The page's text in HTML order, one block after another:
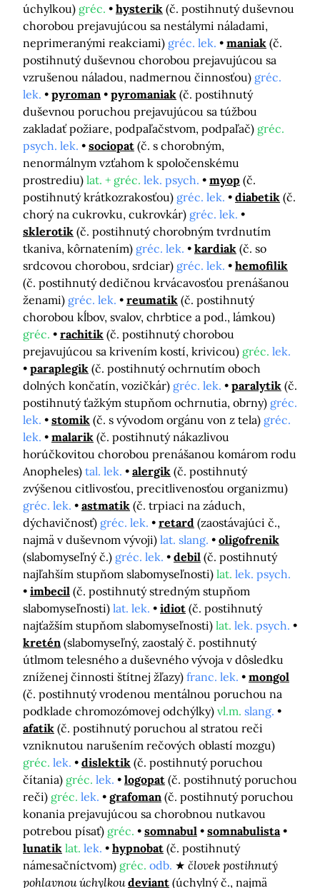
úchylkou) gréc. hysterik (č. postihnutý duševnou
chorobou prejavujúcou sa nestálymi náladami,
neprimeranými reakciami) gréc. lek. maniak (č.
postihnutý duševnou chorobou prejavujúcou sa
vzrušenou náladou, nadmernou činnosťou) gréc.
lek.
pyroman pyromaniak (č. postihnutý
duševnou poruchou prejavujúcou sa túžbou
zakladať požiare, podpaľačstvom, podpaľač) gréc.
psych. lek.
sociopat (č. s chorobným,
nenormálnym vzťahom k spoločenskému
prostrediu) lat. + gréc. lek. psych. myop (č.
postihnutý krátkozrakosťou) gréc. lek. diabetik (č.
chorý na cukrovku, cukrovkár) gréc. lek.
sklerotik (č. postihnutý chorobným tvrdnutím
tkaniva, kôrnatením) gréc. lek. kardiak (č. so
srdcovou chorobou, srdciar) gréc. lek.
hemofilik
(č. postihnutý dedičnou krvácavosťou prenášanou
ženami) gréc. lek. reumatik (č. postihnutý
chorobou kĺbov, svalov, chrbtice a pod., lámkou)
gréc.
rachitik (č. postihnutý chorobou
prejavujúcou sa krivením kostí, krivicou) gréc. lek.
paraplegik (č. postihnutý ochrnutím oboch
dolných končatín, vozičkár) gréc. lek. paralytik (č.
postihnutý ťažkým stupňom ochrnutia, obrny) gréc.
lek.
stomik (č. s vývodom orgánu von z tela) gréc.
lek.
malarik (č. postihnutý nákazlivou
horúčkovitou chorobou prenášanou komárom rodu
Anopheles) tal. lek. alergik (č. postihnutý
zvýšenou citlivosťou, precitlivenosťou organizmu)
gréc. lek.
astmatik (č. trpiaci na záduch,
dýchavičnosť) gréc. lek. retard (zaostávajúci č.,
najmä v duševnom vývoji) lat. slang.
oligofrenik
(slabomyseľný č.) gréc. lek. debil (č. postihnutý
najľahším stupňom slabomyseľnosti) lat. lek. psych.
imbecil (č. postihnutý stredným stupňom
slabomyseľnosti) lat. lek. idiot (č. postihnutý
najťažším stupňom slabomyseľnosti) lat. lek. psych.
kretén (slabomyseľný, zaostalý č. postihnutý
útlmom telesného a duševného vývoja v dôsledku
zníženej činnosti štítnej žľazy) franc. lek.
mongol
(č. postihnutý vrodenou mentálnou poruchou na
podklade chromozómovej odchýlky) vl.m. slang.
afatik (č. postihnutý poruchou al stratou reči
vzniknutou narušením rečových oblastí mozgu)
gréc. lek. dislektik (č. postihnutý poruchou
čítania) gréc. lek. logopat (č. postihnutý poruchou
reči) gréc. lek. grafoman (č. postihnutý poruchou
konania prejavujúcou sa chorobnou nutkavou
potrebou písať) gréc. somnabul
somnabulista
lunatik lat. lek. hypnobat (č. postihnutý
námesačníctvom) gréc. odb.
človek postihnutý
pohlavnou úchylkou deviant (úchylný č., najmä